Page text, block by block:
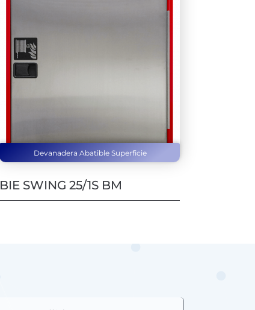
Devanadera Abatible Superficie
BIE SWING 25/1S BM